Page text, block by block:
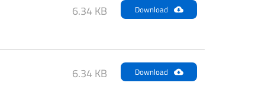
6.34 KB Download
6.34 KB Download